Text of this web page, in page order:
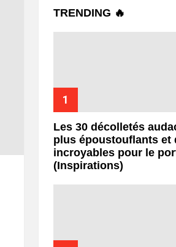
TRENDING 🔥
Les 30 décolletés
plus époustouflants et
incroyables pour le
(Inspirations)